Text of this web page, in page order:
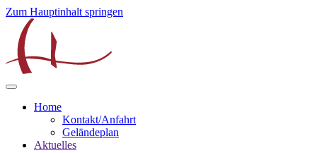
Zum Hauptinhalt springen
Home
Kontakt/Anfahrt
Geländeplan
Aktuelles